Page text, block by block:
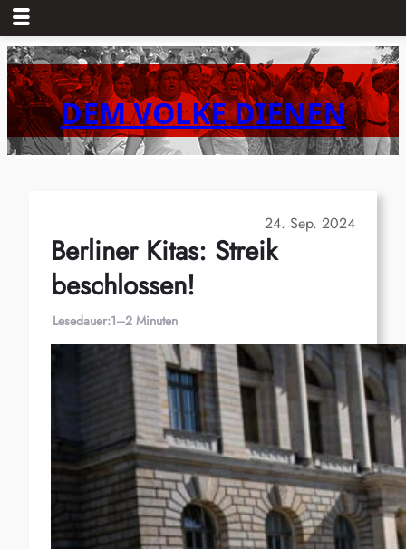
Zum
Inhalt
springenDEM VOLKE DIENEN
24. Sep. 2024
Berliner Kitas: Streik
beschlossen!
Lesedauer:1–2 Minuten